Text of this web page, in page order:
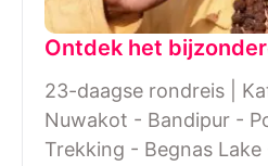
Ontdek het
23-daagse rondreis |
Nuwakot - Bandipur -
Trekking - Begnas